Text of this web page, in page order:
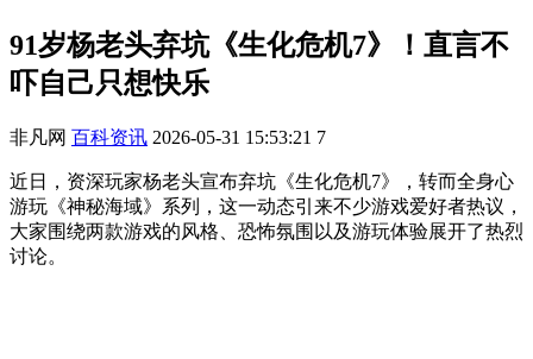
91岁杨老头弃坑《生化危机7》！直言不
吓自己只想快乐
非凡网 百科资讯 2026-05-31 15:53:21 7
近日，资深玩家杨老头宣布弃坑《生化危机7》，转而全身心
游玩《神秘海域》系列，这一动态引来不少游戏爱好者热议，
大家围绕两款游戏的风格、恐怖氛围以及游玩体验展开了热烈
讨论。